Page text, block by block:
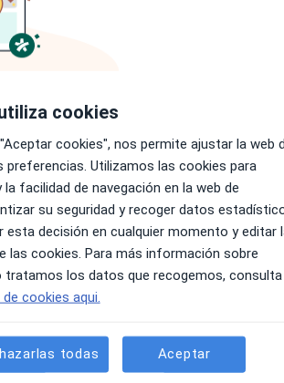
cookies
cookies", nos permite ajustar la web
preferencias. Utilizamos las cookies para
facilidad de navegación en la web de
su seguridad y recoger datos
esta decisión en cualquier momento y editar
las cookies. Para más información sobre
tratamos los datos que recogemos, consulta
cookies aqui.
todas Aceptar